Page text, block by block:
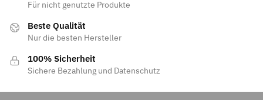
Für nicht genutzte Produkte
Beste Qualität
Nur die besten Hersteller
100% Sicherheit
Sichere Bezahlung und Datenschutz